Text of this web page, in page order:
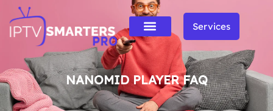
Services
NANOMID PLAYER FAQ